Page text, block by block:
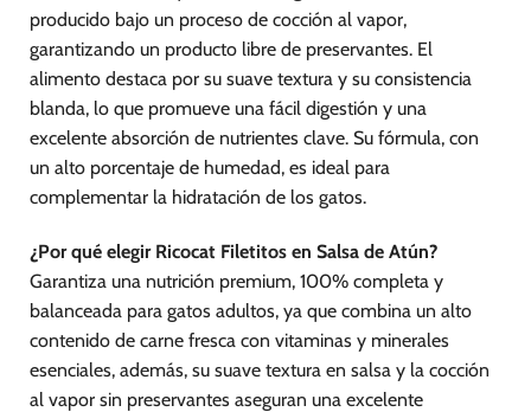
producido bajo un proceso de cocción al vapor,
garantizando un producto libre de preservantes. El
alimento destaca por su suave textura y su consistencia
blanda, lo que promueve una fácil digestión y una
excelente absorción de nutrientes clave. Su fórmula, con
un alto porcentaje de humedad, es ideal para
complementar la hidratación de los gatos.
¿Por qué elegir Ricocat Filetitos en Salsa de Atún?
Garantiza una nutrición premium, 100% completa y
balanceada para gatos adultos, ya que combina un alto
contenido de carne fresca con vitaminas y minerales
esenciales, además, su suave textura en salsa y la cocción
al vapor sin preservantes aseguran una excelente